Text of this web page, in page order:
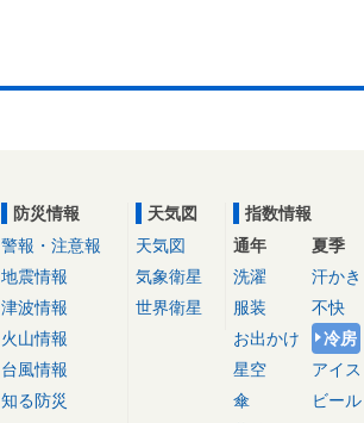
防災情報
警報・注意報
地震情報
津波情報
火山情報
台風情報
知る防災
天気図
天気図
気象衛星
世界衛星
指数情報
通年
洗濯
服装
お出かけ
星空
傘
夏季
汗かき
不快
冷房
アイス
ビール